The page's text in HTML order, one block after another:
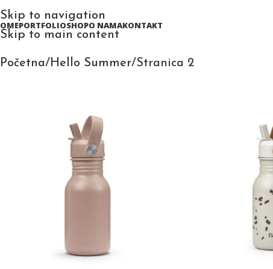
Skip to navigation
Skip to main content
PORTFOLIOSHOPO NAMAKONTAKT
Početna Hello Summer Stranica 2